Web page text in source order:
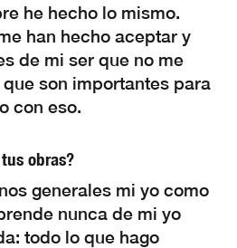
he hecho lo mismo.
han hecho aceptar y
de mi ser que no me
son importantes para
con eso.
obras?
generales mi yo como
nunca de mi yo
todo lo que hago